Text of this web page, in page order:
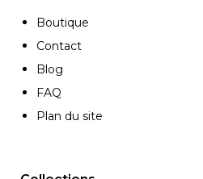
Boutique
Contact
Blog
FAQ
Plan du site